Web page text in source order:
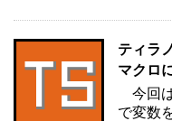
ティラ
マクロ
今回
で変数